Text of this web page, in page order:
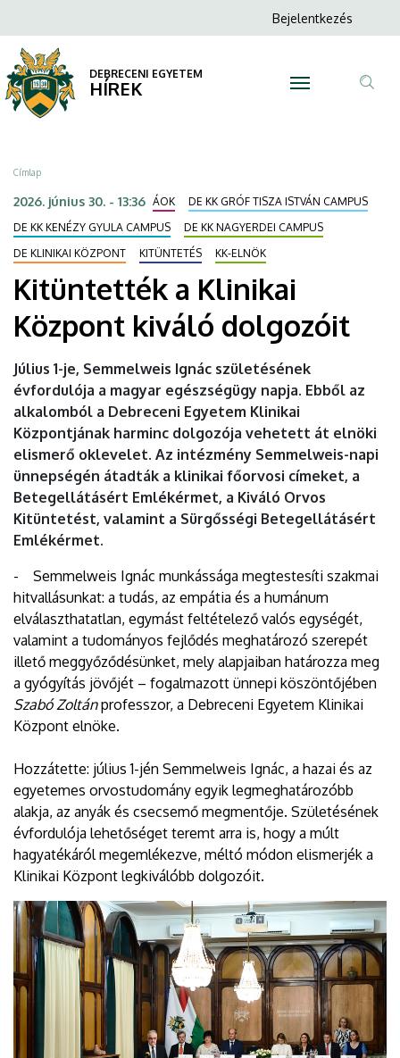
Klinikai
Központ
kiváló
dolgozóit
DEBRECENI
EGYETEM
a
tartalomra
Anonim
menüje
Bejelentkezés
DEBRECENI EGYETEM
HÍREK
Morzsa
Címlap
2026. június 30. - 13:36 ÁOK
DE KK GRÓF TISZA ISTVÁN CAMPUS
DE KK KENÉZY GYULA CAMPUS
DE KK NAGYERDEI CAMPUS
DE KLINIKAI KÖZPONT
KITÜNTETÉS KK-ELNÖK
Kitüntették a Klinikai
Központ kiváló dolgozóit
Július 1-je, Semmelweis Ignác születésének
évfordulója a magyar egészségügy napja. Ebből az
alkalomból a Debreceni Egyetem Klinikai
Központjának harminc dolgozója vehetett át elnöki
elismerő oklevelet. Az intézmény Semmelweis-napi
ünnepségén átadták a klinikai főorvosi címeket, a
Betegellátásért Emlékérmet, a Kiváló Orvos
Kitüntetést, valamint a Sürgősségi Betegellátásért
Emlékérmet.
- Semmelweis Ignác munkássága megtestesíti szakmai
hitvallásunkat: a tudás, az empátia és a humánum
elválaszthatatlan, egymást feltételező valós egységét,
valamint a tudományos fejlődés meghatározó szerepét
illető meggyőződésünket, mely alapjaiban határozza meg
a gyógyítás jövőjét – fogalmazott ünnepi köszöntőjében
Szabó Zoltánprofesszor, a Debreceni Egyetem Klinikai
Központ elnöke.
Hozzátette: július 1-jén Semmelweis Ignác, a hazai és az
egyetemes orvostudomány egyik legmeghatározóbb
alakja, az anyák és csecsemő megmentője. Születésének
évfordulója lehetőséget teremt arra is, hogy a múlt
hagyatékáról megemlékezve, méltó módon elismerjék a
Klinikai Központ legkiválóbb dolgozóit.